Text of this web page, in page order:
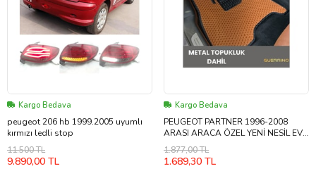
Kargo Bedava
peugeot 206 hb 1999.2005 uyumlı
kırmızı ledli stop
11.500 TL
9.890,00 TL
Kargo Bedava
PEUGEOT PARTNER 1996-2008
ARASI ARACA ÖZEL YENİ NESİL EVA
MAT OTO PASPAS HAVUZLU EVA
ARABA PASPAS
1.877,00 TL
1.689,30 TL